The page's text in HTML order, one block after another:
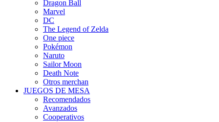
Dragon Ball
Marvel
DC
The Legend of Zelda
One piece
Pokémon
Naruto
Sailor Moon
Death Note
Otros merchan
JUEGOS DE MESA
Recomendados
Avanzados
Cooperativos